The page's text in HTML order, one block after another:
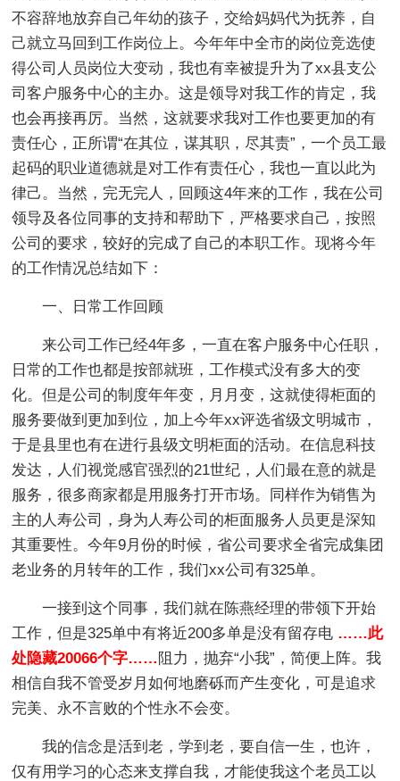
不容辞地放弃自己年幼的孩子，交给妈妈代为抚养，自
己就立马回到工作岗位上。今年年中全市的岗位竞选使
得公司人员岗位大变动，我也有幸被提升为了xx县支公
司客户服务中心的主办。这是领导对我工作的肯定，我
也会再接再厉。当然，这就要求我对工作也要更加的有
责任心，正所谓“在其位，谋其职，尽其责”，一个员工最
起码的职业道德就是对工作有责任心，我也一直以此为
律己。当然，完无完人，回顾这4年来的工作，我在公司
领导及各位同事的支持和帮助下，严格要求自己，按照
公司的要求，较好的完成了自己的本职工作。现将今年
的工作情况总结如下：
一、日常工作回顾
来公司工作已经4年多，一直在客户服务中心任职，
日常的工作也都是按部就班，工作模式没有多大的变
化。但是公司的制度年年变，月月变，这就使得柜面的
服务要做到更加到位，加上今年xx评选省级文明城市，
于是县里也有在进行县级文明柜面的活动。在信息科技
发达，人们视觉感官强烈的21世纪，人们最在意的就是
服务，很多商家都是用服务打开市场。同样作为销售为
主的人寿公司，身为人寿公司的柜面服务人员更是深知
其重要性。今年9月份的时候，省公司要求全省完成集团
老业务的月转年的工作，我们xx公司有325单。
一接到这个同事，我们就在陈燕经理的带领下开始
工作，但是325单中有将近200多单是没有留存电 ……此
处隐藏20066个字…… 阻力，抛弃“小我”，简便上阵。我
相信自我不管受岁月如何地磨砾而产生变化，可是追求
完美、永不言败的个性永不会变。
我的信念是活到老，学到老，要自信一生，也许，
仅有用学习的心态来支撑自我，才能使我这个老员工以